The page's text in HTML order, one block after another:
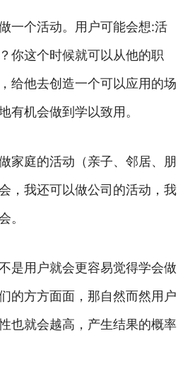
一个活动。用户可能会想:活
你这个时候就可以从他的职
给他去创造一个可以应用的场
有机会做到学以致用。
家庭的活动（亲子、邻居、朋
，我还可以做公司的活动，我
。
是用户就会更容易觉得学会做
的方方面面，那自然而然用户
也就会越高，产生结果的概率